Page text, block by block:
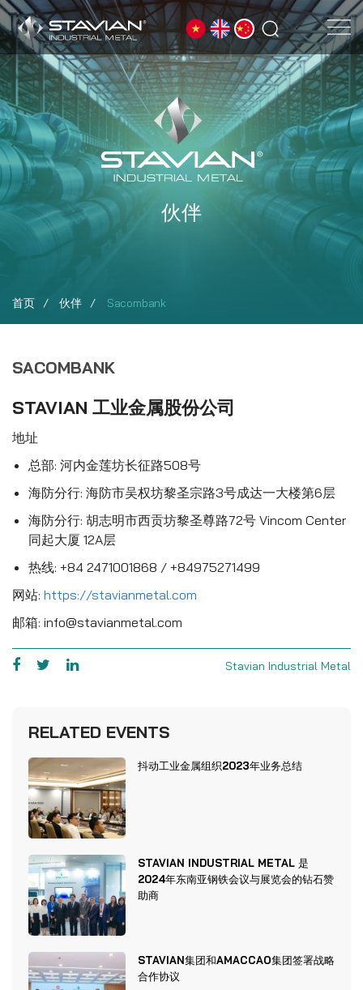
首页 伙伴 Sacombank
伙伴
SACOMBANK
STAVIAN 工业金属股份公司
地址
总部: 河内金莲坊长征路508号
海防分行: 海防市吴权坊黎圣宗路3号成达一大楼第6层
海防分行: 胡志明市西贡坊黎圣尊路72号 Vincom Center
同起大厦 12A层
热线: +84 2471001868 / +84975271499
网站: https://stavianmetal.com
邮箱: info@stavianmetal.com
Stavian Industrial Metal
RELATED EVENTS
抖动工业金属组织2023年业务总结
STAVIAN INDUSTRIAL METAL 是
2024年东南亚钢铁会议与展览会的钻石赞
助商
STAVIAN集团和AMACCAO集团签署战略
合作协议